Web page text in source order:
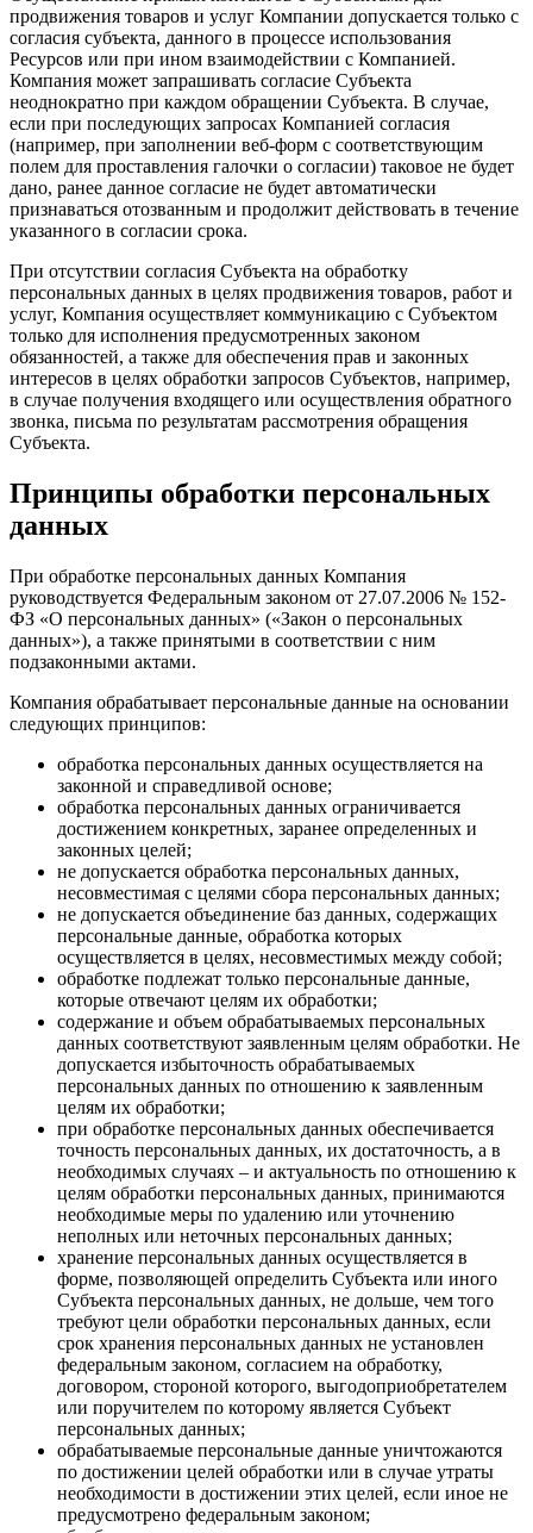
продвижения товаров и услуг Компании допускается только с
согласия субъекта, данного в процессе использования
Ресурсов или при ином взаимодействии с Компанией.
Компания может запрашивать согласие Субъекта
неоднократно при каждом обращении Субъекта. В случае,
если при последующих запросах Компанией согласия
(например, при заполнении веб-форм с соответствующим
полем для проставления галочки о согласии) таковое не будет
дано, ранее данное согласие не будет автоматически
признаваться отозванным и продолжит действовать в течение
указанного в согласии срока.
При отсутствии согласия Субъекта на обработку
персональных данных в целях продвижения товаров, работ и
услуг, Компания осуществляет коммуникацию с Субъектом
только для исполнения предусмотренных законом
обязанностей, а также для обеспечения прав и законных
интересов в целях обработки запросов Субъектов, например,
в случае получения входящего или осуществления обратного
звонка, письма по результатам рассмотрения обращения
Субъекта.
Принципы обработки персональных
данных
При обработке персональных данных Компания
руководствуется Федеральным законом от 27.07.2006 № 152-
ФЗ «О персональных данных» («Закон о персональных
данных»), а также принятыми в соответствии с ним
подзаконными актами.
Компания обрабатывает персональные данные на основании
следующих принципов:
обработка персональных данных осуществляется на
законной и справедливой основе;
обработка персональных данных ограничивается
достижением конкретных, заранее определенных и
законных целей;
не допускается обработка персональных данных,
несовместимая с целями сбора персональных данных;
не допускается объединение баз данных, содержащих
персональные данные, обработка которых
осуществляется в целях, несовместимых между собой;
обработке подлежат только персональные данные,
которые отвечают целям их обработки;
содержание и объем обрабатываемых персональных
данных соответствуют заявленным целям обработки. Не
допускается избыточность обрабатываемых
персональных данных по отношению к заявленным
целям их обработки;
при обработке персональных данных обеспечивается
точность персональных данных, их достаточность, а в
необходимых случаях – и актуальность по отношению к
целям обработки персональных данных, принимаются
необходимые меры по удалению или уточнению
неполных или неточных персональных данных;
хранение персональных данных осуществляется в
форме, позволяющей определить Субъекта или иного
Субъекта персональных данных, не дольше, чем того
требуют цели обработки персональных данных, если
срок хранения персональных данных не установлен
федеральным законом, согласием на обработку,
договором, стороной которого, выгодоприобретателем
или поручителем по которому является Субъект
персональных данных;
обрабатываемые персональные данные уничтожаются
по достижении целей обработки или в случае утраты
необходимости в достижении этих целей, если иное не
предусмотрено федеральным законом;